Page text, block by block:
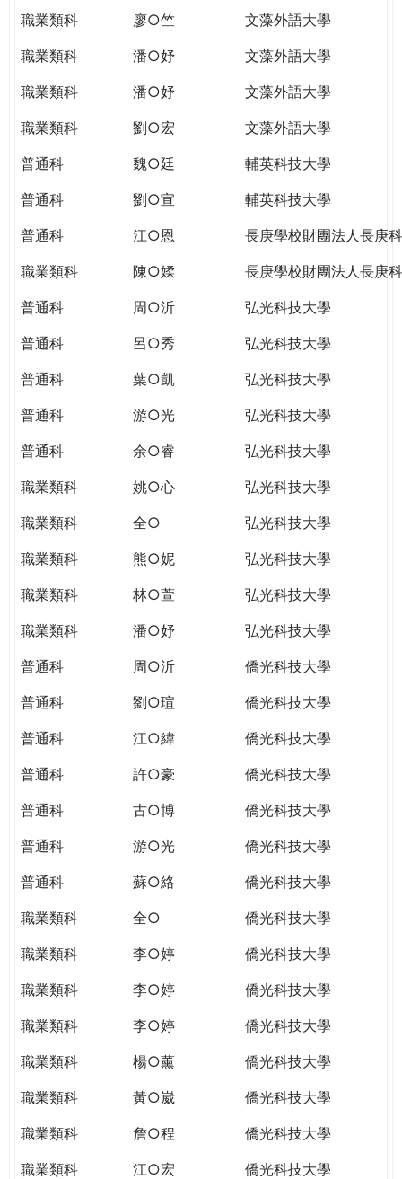
職業類科 廖○竺
文藻外語大學
職業類科
潘○妤
文藻外語大學
職業類科
潘○妤
文藻外語大學
職業類科
劉○宏
文藻外語大學
普通科
魏○廷
輔英科技大學
普通科
劉○宣
輔英科技大學
普通科
江○恩
長庚學校財團法人長庚
職業類科
陳○媃
長庚學校財團法人長庚
普通科
周○沂
弘光科技大學
普通科
呂○秀
弘光科技大學
普通科
葉○凱
弘光科技大學
普通科
游○光
弘光科技大學
普通科
余○睿
弘光科技大學
職業類科
姚○心
弘光科技大學
職業類科
全○
弘光科技大學
職業類科
熊○妮
弘光科技大學
職業類科
林○萱
弘光科技大學
職業類科
潘○妤
弘光科技大學
普通科
周○沂
僑光科技大學
普通科
劉○瑄
僑光科技大學
普通科
江○緯
僑光科技大學
普通科
許○豪
僑光科技大學
普通科
古○博
僑光科技大學
普通科
游○光
僑光科技大學
普通科
蘇○絡
僑光科技大學
職業類科
全○
僑光科技大學
職業類科
李○婷
僑光科技大學
職業類科
李○婷
僑光科技大學
職業類科
李○婷
僑光科技大學
職業類科
楊○薰
僑光科技大學
職業類科
黃○崴
僑光科技大學
職業類科
詹○程
僑光科技大學
職業類科
江○宏
僑光科技大學